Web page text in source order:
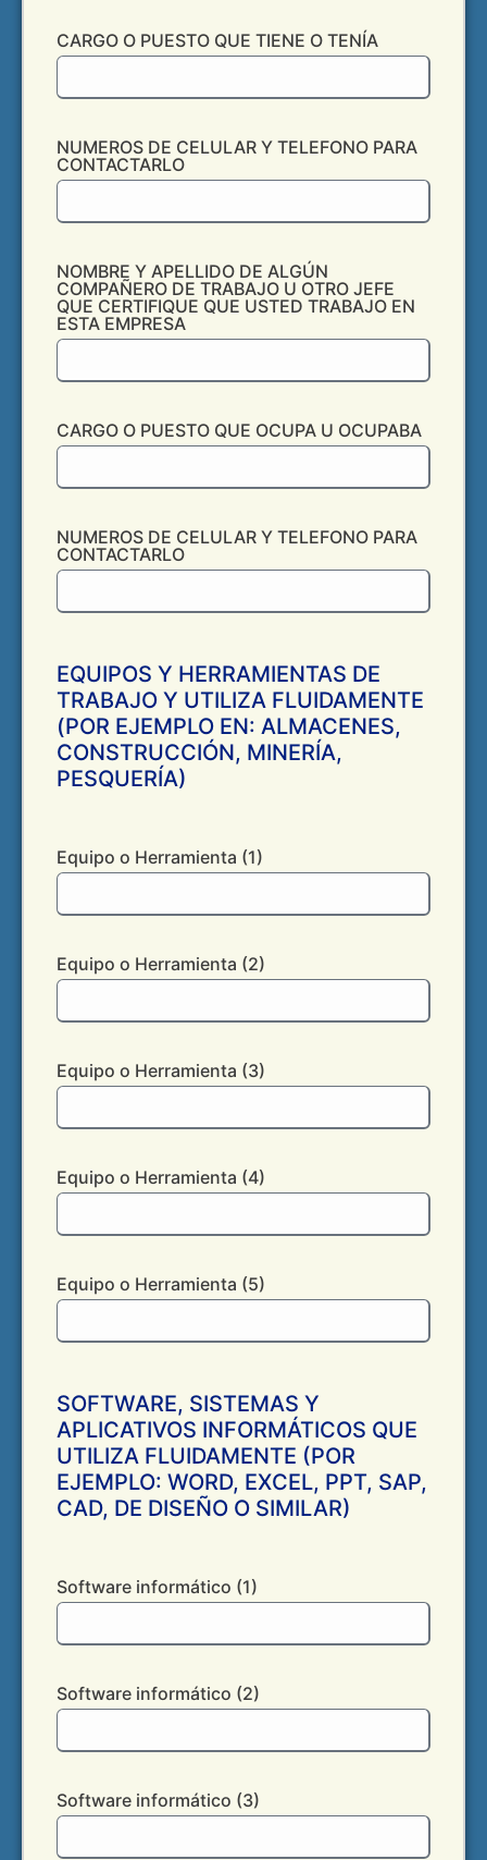
CARGO O PUESTO QUE TIENE O TENÍA
NUMEROS DE CELULAR Y TELEFONO PARA
CONTACTARLO
NOMBRE Y APELLIDO DE ALGÚN
COMPAÑERO DE TRABAJO U OTRO JEFE
QUE CERTIFIQUE QUE USTED TRABAJO EN
ESTA EMPRESA
CARGO O PUESTO QUE OCUPA U OCUPABA
NUMEROS DE CELULAR Y TELEFONO PARA
CONTACTARLO
EQUIPOS Y HERRAMIENTAS DE
TRABAJO Y UTILIZA FLUIDAMENTE
(POR EJEMPLO EN: ALMACENES,
CONSTRUCCIÓN, MINERÍA,
PESQUERÍA)
Equipo o Herramienta (1)
Equipo o Herramienta (2)
Equipo o Herramienta (3)
Equipo o Herramienta (4)
Equipo o Herramienta (5)
SOFTWARE, SISTEMAS Y
APLICATIVOS INFORMÁTICOS QUE
UTILIZA FLUIDAMENTE (POR
EJEMPLO: WORD, EXCEL, PPT, SAP,
CAD, DE DISEÑO O SIMILAR)
Software informático (1)
Software informático (2)
Software informático (3)